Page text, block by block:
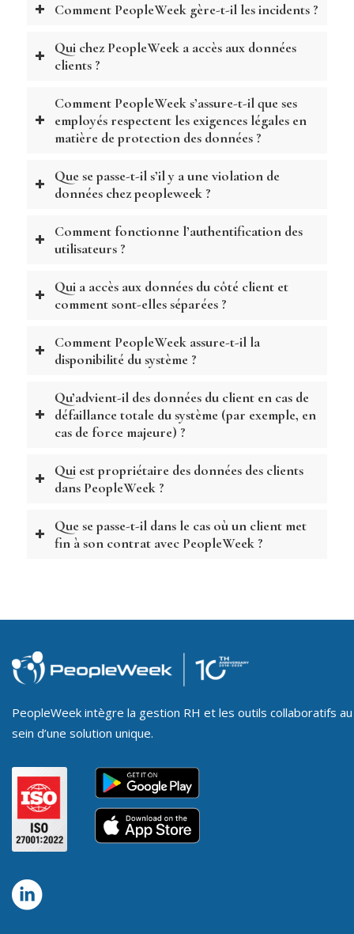
Comment PeopleWeek gère-t-il les incidents ?
Qui chez PeopleWeek a accès aux données
clients ?
Comment PeopleWeek s’assure-t-il que ses
employés respectent les exigences légales en
matière de protection des données ?
Que se passe-t-il s’il y a une violation de
données chez peopleweek ?
Comment fonctionne l’authentification des
utilisateurs ?
Qui a accès aux données du côté client et
comment sont-elles séparées ?
Comment PeopleWeek assure-t-il la
disponibilité du système ?
Qu’advient-il des données du client en cas de
défaillance totale du système (par exemple, en
cas de force majeure) ?
Qui est propriétaire des données des clients
dans PeopleWeek ?
Que se passe-t-il dans le cas où un client met
fin à son contrat avec PeopleWeek ?
PeopleWeek intègre la gestion RH et les outils collaboratifs au
sein d’une solution unique.